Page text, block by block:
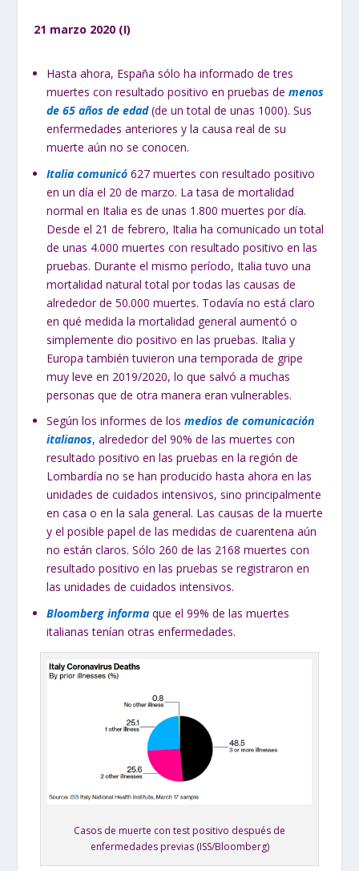
21 marzo 2020 (I)
Hasta ahora, España sólo ha informado de tres
muertes con resultado positivo en pruebas demenos
de 65 años de edad(de un total de unas 1000). Sus
enfermedades anteriores y la causa real de su
muerte aún no se conocen.
Italia comunicó 627 muertes con resultado positivo
en un día el 20 de marzo. La tasa de mortalidad
normal en Italia es de unas 1.800 muertes por día.
Desde el 21 de febrero, Italia ha comunicado un total
de unas 4.000 muertes con resultado positivo en las
pruebas. Durante el mismo período, Italia tuvo una
mortalidad natural total por todas las causas de
alrededor de 50.000 muertes. Todavía no está claro
en qué medida la mortalidad general aumentó o
simplemente dio positivo en las pruebas. Italia y
Europa también tuvieron una temporada de gripe
muy leve en 2019/2020, lo que salvó a muchas
personas que de otra manera eran vulnerables.
Según los informes de los medios de comunicación
italianos, alrededor del 90% de las muertes con
resultado positivo en las pruebas en la región de
Lombardía no se han producido hasta ahora en las
unidades de cuidados intensivos, sino principalmente
en casa o en la sala general. Las causas de la muerte
y el posible papel de las medidas de cuarentena aún
no están claros. Sólo 260 de las 2168 muertes con
resultado positivo en las pruebas se registraron en
las unidades de cuidados intensivos.
Bloomberg informa que el 99% de las muertes
italianas tenían otras enfermedades.
Casos de muerte con test positivo después de
enfermedades previas (ISS/Bloomberg)